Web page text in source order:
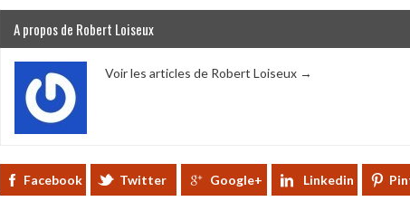
A propos de Robert Loiseux
Voir les articles de Robert Loiseux →
Facebook Twitter Google+ Linkedin